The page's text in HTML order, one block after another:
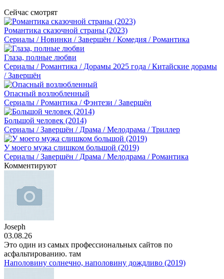
Сейчас смотрят
Романтика сказочной страны (2023)
Сериалы / Новинки / Завершён / Комедия / Романтика
Глаза, полные любви
Сериалы / Романтика / Дорамы 2025 года / Китайские дорамы
/ Завершён
Опасный возлюбленный
Сериалы / Романтика / Фэнтези / Завершён
Большой человек (2014)
Сериалы / Завершён / Драма / Мелодрама / Триллер
У моего мужа слишком большой (2019)
Сериалы / Завершён / Драма / Мелодрама / Романтика
Комментируют
Joseph
03.08.26
Это один из самых профессиональных сайтов по
асфальтированию. там
Наполовину солнечно, наполовину дождливо (2019)